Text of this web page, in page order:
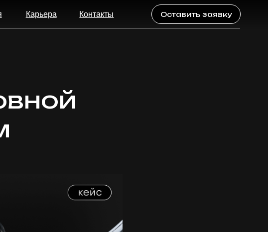
Оставить заявку
Контакты